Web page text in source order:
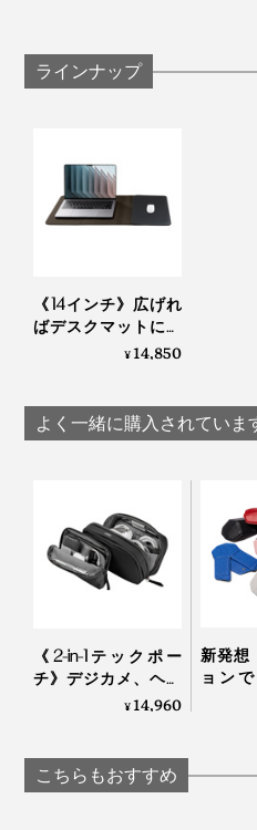
『Orbitkey Laptop Sleeve
トとしても考え抜かれた『
写真は、Orbitkey Laptop Sleeve16インチ
ンPUレザー製。裏地には
用。
すると、レックスは、鍵が
だ『Orbitkey』が生まれまし
ジャラジャラしている鍵束も、スッキリ
シリーズ最新作の『
人だからこそ、生まれた逸
ラインナップ
《14インチ》広げれ
ばデスクマットにな
る「ノートパソコン
¥14,850
よく一緒に購入されていま
《2-in-1テックポー
チ》デジカメ、ヘッ
ドホン、電源アダプ
具がたっぷり入る
「ビジネスポーチ
¥14,960
新発想
ョン
38gの
こちらもおすすめ